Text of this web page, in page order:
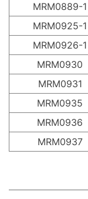
MRM0889-1
MRM0925-1
MRM0926-1
MRM0930
MRM0931
MRM0935
MRM0936
MRM0937